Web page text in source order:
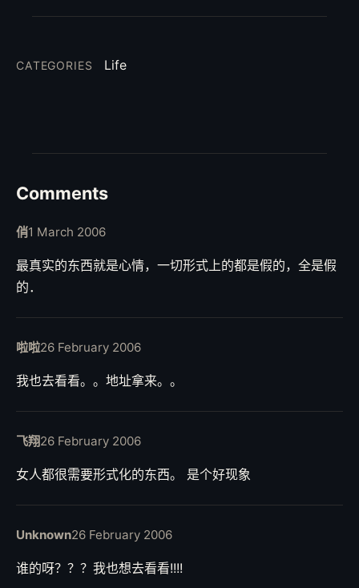
CATEGORIES Life
Comments
俏1 March 2006
最真实的东西就是心情，一切形式上的都是假的，全是假
的．
啦啦26 February 2006
我也去看看。。地址拿来。。
飞翔26 February 2006
女人都很需要形式化的东西。 是个好现象
Unknown26 February 2006
谁的呀？？？我也想去看看!!!!